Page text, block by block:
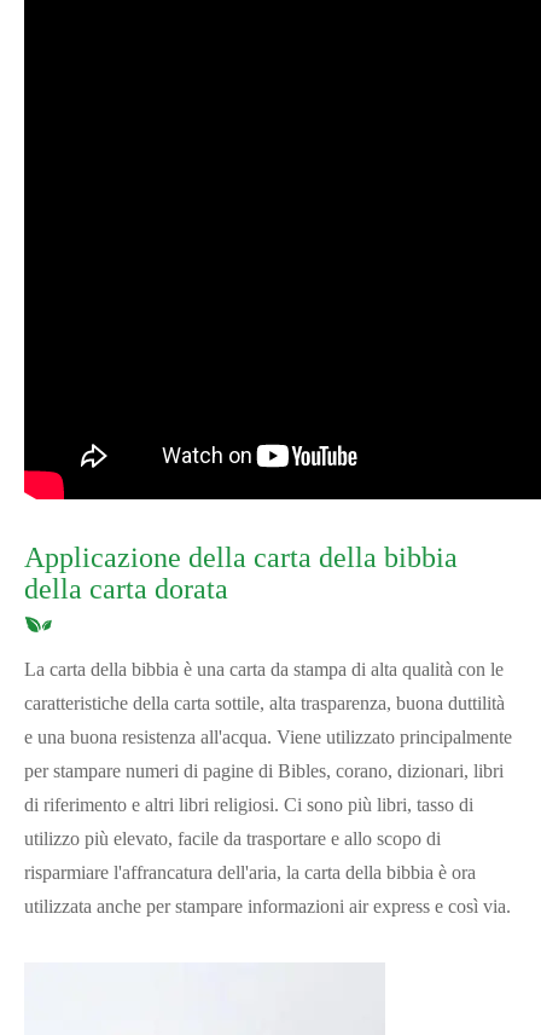
Applicazione della carta della bibbia
della carta dorata
La carta della bibbia è una carta da stampa di alta qualità con le
caratteristiche della carta sottile, alta trasparenza, buona duttilità
e una buona resistenza all'acqua. Viene utilizzato principalmente
per stampare numeri di pagine di Bibles, corano, dizionari, libri
di riferimento e altri libri religiosi. Ci sono più libri, tasso di
utilizzo più elevato, facile da trasportare e allo scopo di
risparmiare l'affrancatura dell'aria, la carta della bibbia è ora
utilizzata anche per stampare informazioni air express e così via.